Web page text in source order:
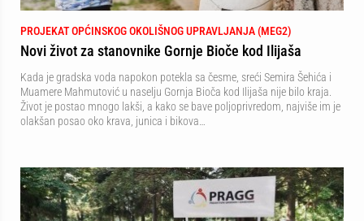
PROJEKAT OPĆINSKOG OKOLIŠNOG UPRAVLJANJA (MEG2)
Novi život za stanovnike Gornje Bioče kod Ilijaša
Kada je gradska voda napokon potekla sa česme, sreći Semira Šehića i
Muamere Mahmutović u naselju Gornja Bioča kod Ilijaša nije bilo kraja.
Život je postao mnogo lakši, a kako se bave poljoprivredom, najviše im je
olakšan posao oko krava, junica i bikova…